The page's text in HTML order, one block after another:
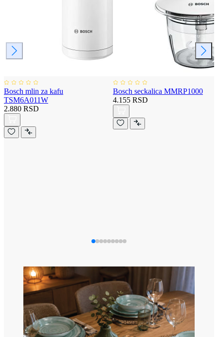
Bosch mlin za kafu
TSM6A011W
2.880 RSD
Bosch seckalica MMRP1000
4.155 RSD